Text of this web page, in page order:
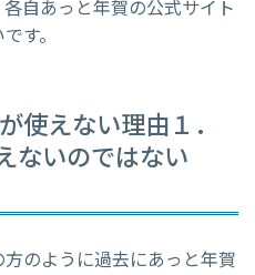
自あっと年賀の公式サイト
す。
使えない理由１．
ないのではない
のように過去にあっと年賀